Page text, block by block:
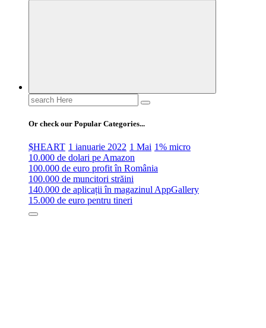
Search
for:
Or check our Popular Categories...
$HEART 1 ianuarie 2022 1 Mai 1% micro
10.000 de dolari pe Amazon
100.000 de euro profit în România
100.000 de muncitori străini
140.000 de aplicații în magazinul AppGallery
15.000 de euro pentru tineri